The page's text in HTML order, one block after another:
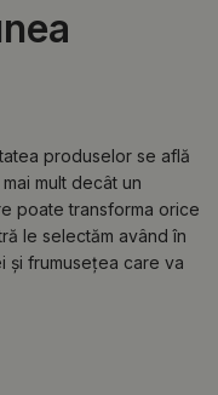
produselor se află
mult decât un
poate transforma orice
le selectăm având în
și frumusețea care va